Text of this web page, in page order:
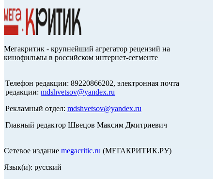
Мегакритик - крупнейший агрегатор рецензий на
кинофильмы в российском интернет-сегменте
Телефон редакции: 89220866202, электронная почта
редакции: mdshvetsov@yandex.ru
Рекламный отдел: mdshvetsov@yandex.ru
Главный редактор Швецов Максим Дмитриевич
Сетевое издание megacritic.ru (МЕГАКРИТИК.РУ)
Язык(и): русский